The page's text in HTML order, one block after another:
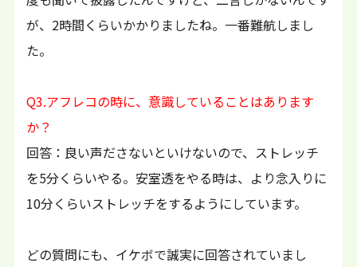
が、2時間くらいかかりましたね。一番難航しまし
た。
Q3.アフレコの時に、意識していることはあります
か？
回答：良い声ださないといけないので、ストレッチ
を5分くらいやる。安室透をやる時は、より念入りに
10分くらいストレッチをするようにしています。
どの質問にも、イケボで誠実に回答されていまし